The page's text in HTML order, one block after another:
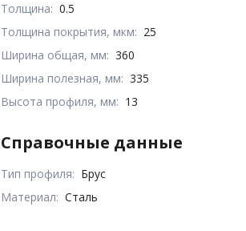
Толщина: 0.5
Толщина покрытия, мкм: 25
Ширина общая, мм: 360
Ширина полезная, мм: 335
Высота профиля, мм: 13
Справочные данные
Тип профиля: Брус
Материал: Сталь